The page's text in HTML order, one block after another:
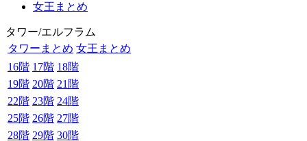
女王まとめ
タワー/エルフラム
タワーまとめ 女王まとめ
16階 17階 18階
19階 20階 21階
22階 23階 24階
25階 26階 27階
28階 29階 30階